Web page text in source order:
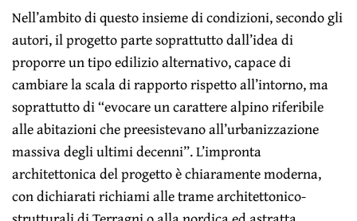
Nell’ambito di questo insieme di condizioni, secondo gli
autori, il progetto parte soprattutto dall’idea di
proporre un tipo edilizio alternativo, capace di
cambiare la scala di rapporto rispetto all’intorno, ma
soprattutto di “evocare un carattere alpino riferibile
alle abitazioni che preesistevano all’urbanizzazione
massiva degli ultimi decenni”. L’impronta
architettonica del progetto è chiaramente moderna,
con dichiarati richiami alle trame architettonico-